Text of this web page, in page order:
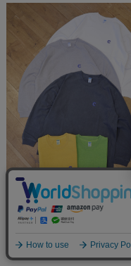
SOLD OUT
CHALLENGER　「L/S
PATCH TEE」　ピグメントダイ
¥8,800